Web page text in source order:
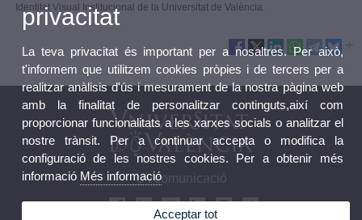
Identitat Visual Institucional de la Universitat de València.
UVcomunicació
privacitat
La teva privacitat és important per a nosaltres. Per això,
t'informem que utilitzem cookies pròpies i de tercers per a
realitzar anàlisis d'ús i mesurament de la nostra pàgina web
amb la finalitat de personalitzar continguts,així com
proporcionar funcionalitats a les xarxes socials o analitzar el
nostre trànsit. Per a continuar accepta o modifica la
configuració de les nostres cookies. Per a obtenir més
informació Més informació
Acceptar tot